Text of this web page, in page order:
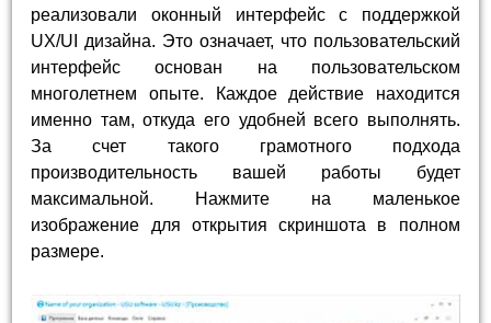
реализовали оконный интерфейс с поддержкой
UX/UI дизайна. Это означает, что пользовательский
интерфейс основан на пользовательском
многолетнем опыте. Каждое действие находится
именно там, откуда его удобней всего выполнять.
За счет такого грамотного подхода
производительность вашей работы будет
максимальной. Нажмите на маленькое
изображение для открытия скриншота в полном
размере.